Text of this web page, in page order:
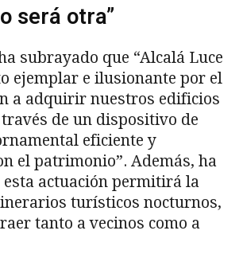
será otra”
subrayado que “Alcalá Luce
ejemplar e ilusionante por el
a adquirir nuestros edificios
de un dispositivo de
eficiente y
el patrimonio”. Además, ha
esta actuación permitirá la
turísticos nocturnos,
tanto a vecinos como a